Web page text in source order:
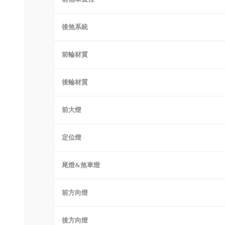
後煞系統
前輪材質
後輪材質
前大燈
定位燈
尾燈&煞車燈
前方向燈
後方向燈